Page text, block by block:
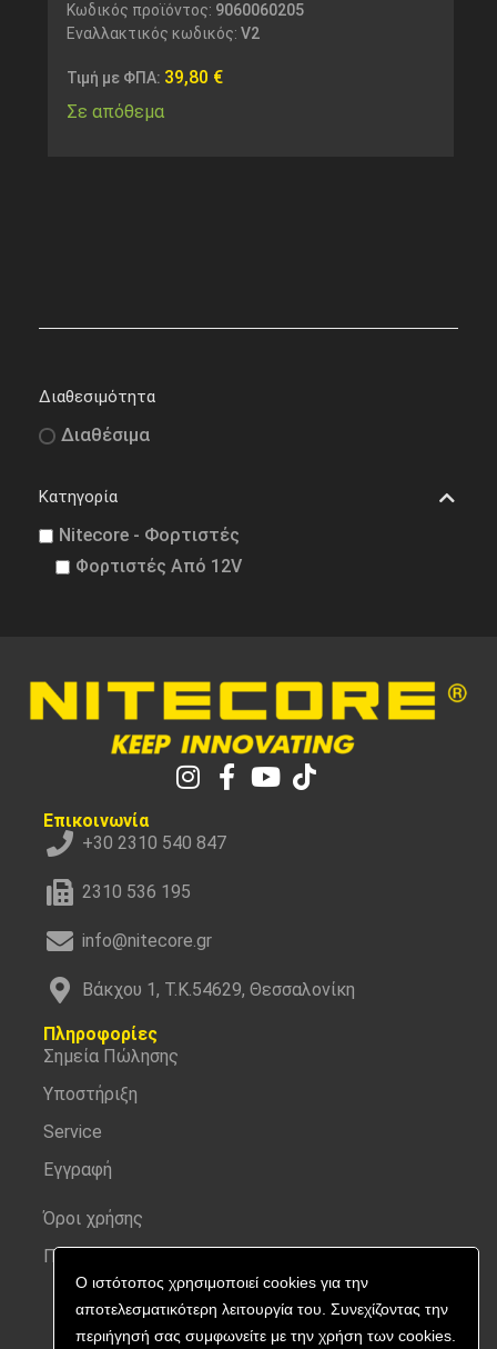
Ο ιστότοπος χρησιμοποιεί cookies για την
αποτελεσματικότερη λειτουργία του. Συνεχίζοντας την
περιήγησή σας συμφωνείτε με την χρήση των cookies.
Κωδικός προϊόντος: 9060060205
Εναλλακτικός κωδικός: V2
Τιμή με ΦΠΑ: 39,80 €
Σε απόθεμα
Διαθεσιμότητα
Διαθέσιμα
Κατηγορία
Nitecore - Φορτιστές
Φορτιστές Από 12V
Επικοινωνία
+30 2310 540 847
2310 536 195
info@nitecore.gr
Βάκχου 1, Τ.Κ.54629, Θεσσαλονίκη
Πληροφορίες
Σημεία Πώλησης
Υποστήριξη
Service
Εγγραφή
Όροι χρήσης
Προσωπικά δεδομένα